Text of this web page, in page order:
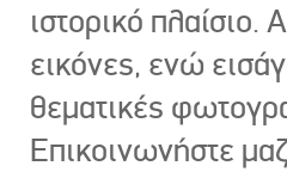
ιστορικό πλαίσιο.
εικόνες, ενώ
θεματικές
Επικοινωνήστε